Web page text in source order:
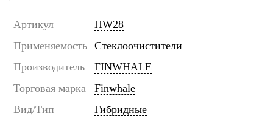
Артикул
HW28
Применяемость Стеклоочистители
Производитель
FINWHALE
Торговая марка
Finwhale
Вид/Тип
Гибридные